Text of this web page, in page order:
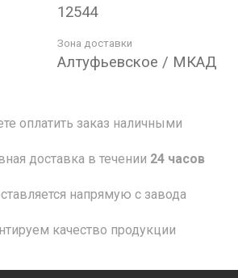
12544
Зона доставки
Алтуфьевское / МКАД
оплатить заказ наличными
доставка в течении 24 часов
напрямую с завода
качество продукции